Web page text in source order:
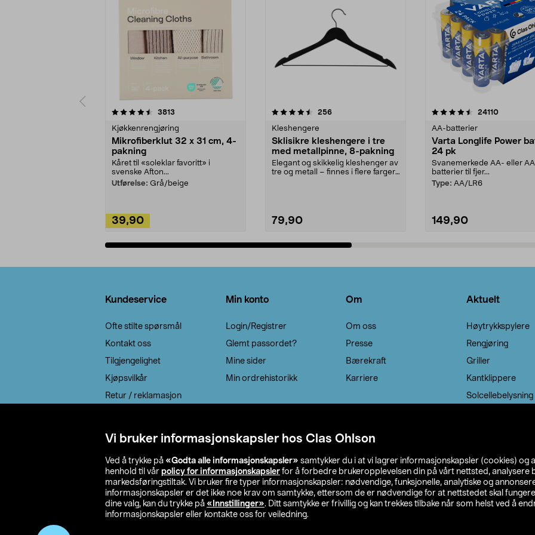
Vi bruker informasjonskapsler hos Clas Ohlson
Ved å trykke på «Godta alle informasjonskapsler» samtykker du i at vi lagrer informasjonskapsler (cookies) og
henhold til vår policy for informasjonskapsler for å forbedre brukeropplevelsen din på vårt nettsted, analysere
markedsføringstiltak. Vi bruker fire typer informasjonskapsler: nødvendige, funksjonelle, analytiske og
informasjonskapsler er det ikke noe krav om samtykke, ettersom de er nødvendige for at nettstedet skal
dine valg, kan du trykke på «Innstillinger». Ditt samtykke er frivillig og kan trekkes tilbake når som helst ved å
informasjonskapsler eller kontakte oss for veiledning.
3813
Kjøkkenrengjøring
Mikrofiberklut 32 x 31 cm, 4-
pakning
Kåret til «soleklar favoritt» i
svenske Afton...
Utførelse: Grå/beige
39,90
4.5av 5 stjerner 256anmeldelser
Kleshengere
Sklisikre kleshengere i tre
med metallpinne, 8-pakning
Elegant og skikkelig kleshenger av
tre og metall – finnes i flere farger.
79,90
4.5av 5 stjerner 24110
AA-batterier
Varta Longlife Power
24 pk
Svanemerkede AA- eller
batterier til fjer...
Type: AA/LR6
149,90
4.5av 5 stjerner
Kundeservice
Ofte stilte spørsmål
Kontakt oss
Tilgjengelighet
Kjøpsvilkår
Retur / reklamasjon
Min konto
Login/Registrer
Glemt passordet?
Mine sider
Min ordrehistorikk
Om
Om oss
Presse
Bærekraft
Karriere
Aktuelt
Høytrykkspylere
Rengjøring
Griller
Kantklippere
Solcellebelysning